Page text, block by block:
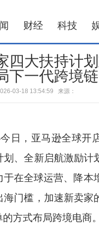
财经 科技
四大扶持计
下一代跨境
03-18 13:54:59 来源：
日，亚马逊全球开
、全新启航激励计
在全球运营、降本
门槛，加速新卖家
方式布局跨境电商。